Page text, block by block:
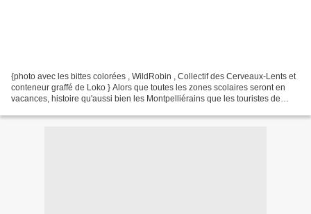
{photo avec les bittes colorées , WildRobin , Collectif des Cerveaux-Lents et
conteneur graffé de Loko } Alors que toutes les zones scolaires seront en
vacances, histoire qu'aussi bien les Montpelliérains que les touristes de